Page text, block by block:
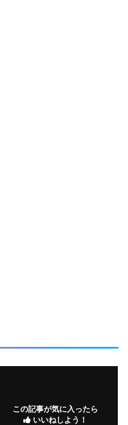
この記事が気に入ったら
いいねしよう！